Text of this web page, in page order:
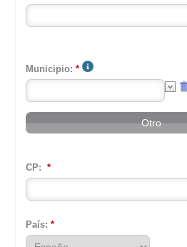
Municipio: *
CP: *
País: *